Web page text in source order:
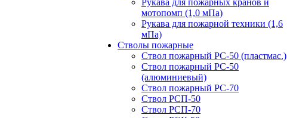
Рукава для пожарных кранов и
мотопомп (1,0 мПа)
Рукава для пожарной техники (1,6
мПа)
Стволы пожарные
Ствол пожарный РС-50 (пластмас.)
Ствол пожарный РС-50
(алюминиевый)
Ствол пожарный РС-70
Ствол РСП-50
Ствол РСП-70